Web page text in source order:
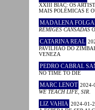
XXIII BIAC: OS
MAIS POLÉMICAS E
MADALENA
RÉMIGES CANSADAS
CATARINA REAL
PAVILHÃO DO
VENEZA
PEDRO CABRAL
NO TIME TO DIE
MARC LENOT 2024-
WE TEACH LIFE, SIR.
LIZ VAHIA 2024-01-